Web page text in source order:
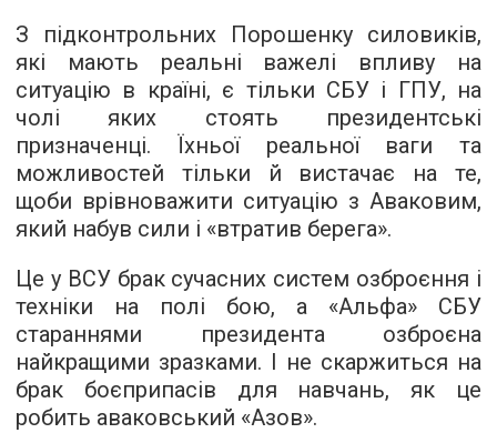
З підконтрольних Порошенку силовиків,
які мають реальні важелі впливу на
ситуацію в країні, є тільки СБУ і ГПУ, на
чолі яких стоять президентські
призначенці. Їхньої реальної ваги та
можливостей тільки й вистачає на те,
щоби врівноважити ситуацію з Аваковим,
який набув сили і «втратив берега».
Це у ВСУ брак сучасних систем озброєння і
техніки на полі бою, а «Альфа» СБУ
стараннями президента озброєна
найкращими зразками. І не скаржиться на
брак боєприпасів для навчань, як це
робить аваковський «Азов».